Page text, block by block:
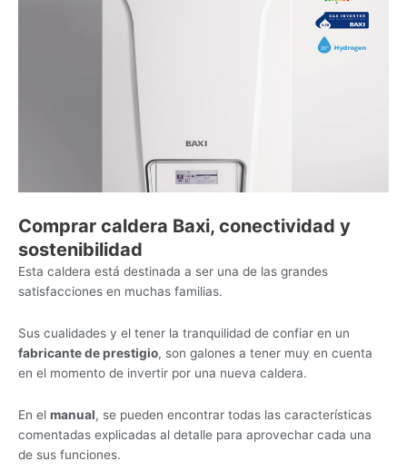
Comprar caldera Baxi, conectividad y
sostenibilidad
Esta caldera está destinada a ser una de las grandes
satisfacciones en muchas familias.
Sus cualidades y el tener la tranquilidad de confiar en un
fabricante de prestigio, son galones a tener muy en cuenta
en el momento de invertir por una nueva caldera.
En el manual, se pueden encontrar todas las características
comentadas explicadas al detalle para aprovechar cada una
de sus funciones.